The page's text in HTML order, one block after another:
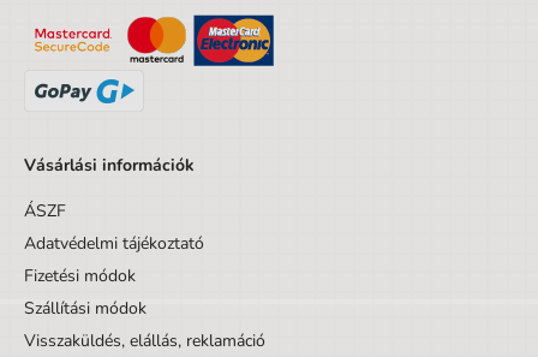
Vásárlási információk
ÁSZF
Adatvédelmi tájékoztató
Fizetési módok
Szállítási módok
Visszaküldés, elállás, reklamáció